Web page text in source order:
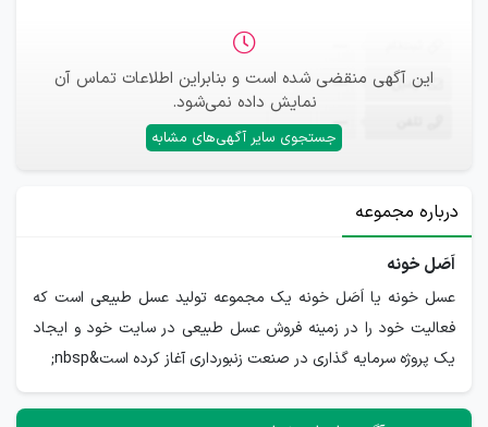
این آگهی منقضی شده است و بنابراین اطلاعات تماس آن
نمایش داده نمی‌شود.
جستجوی سایر آگهی‌های مشابه
ایمیل —
—
درباره مجموعه
اَصَل خونه
عسل خونه یا اَصَل خونه یک مجموعه تولید عسل طبیعی است که
فعالیت خود را در زمینه فروش عسل طبیعی در سایت خود و ایجاد
یک پروژه سرمایه گذاری در صنعت زنبورداری آغاز کرده است&nbsp;